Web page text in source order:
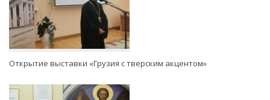
Открытие выставки «Грузия с тверским акцентом»